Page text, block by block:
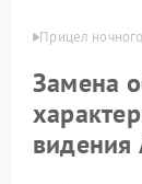
Оле Прицел
Замена